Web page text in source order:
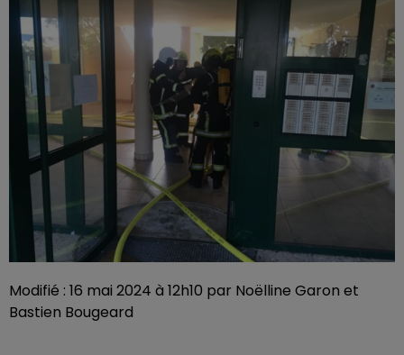
Modifié : 16 mai 2024 à 12h10 par Noëlline Garon et
Bastien Bougeard